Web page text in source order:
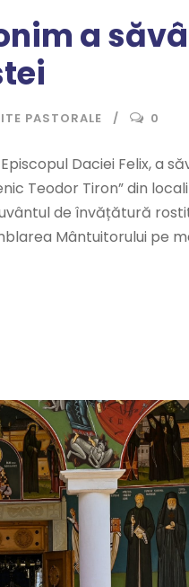
a
PASTORALE 0
Daciei Felix, a
Teodor Tiron” din
de învățătură
Mântuitorului pe